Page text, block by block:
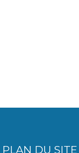
PLAN DU SITE